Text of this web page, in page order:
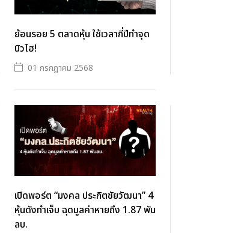
ย้อนรอย 5 ตลาดหุ้น ใช้เวลากี่ปีทำจุด
นิวไฮ!
01 กรกฎาคม 2568
เปิดพอร์ต “มงคล ประกิตชัยวัฒนา” 4
หุ้นดังทำเจ็บ ฉุดมูลค่าหายถึง 1.87 พัน
ลบ.